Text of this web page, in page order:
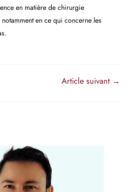
en matière de chirurgie
en ce qui concerne les
Article suivant →